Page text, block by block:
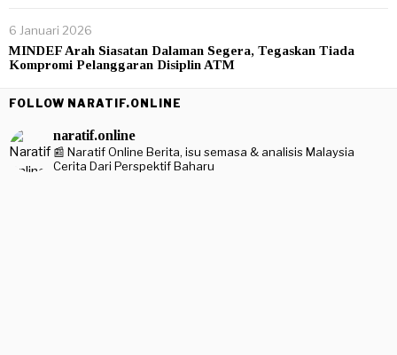
6 Januari 2026
MINDEF Arah Siasatan Dalaman Segera, Tegaskan Tiada
Kompromi Pelanggaran Disiplin ATM
FOLLOW NARATIF.ONLINE
naratif.online
📰 Naratif Online Berita, isu semasa & analisis Malaysia
Cerita Dari Perspektif Baharu